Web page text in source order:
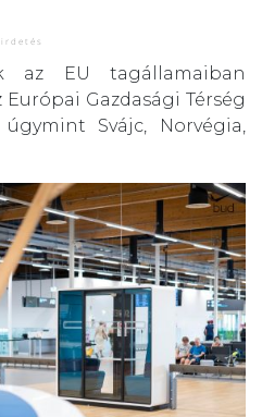
az EU tagállamaiban
Gazdasági Térség
Svájc, Norvégia,